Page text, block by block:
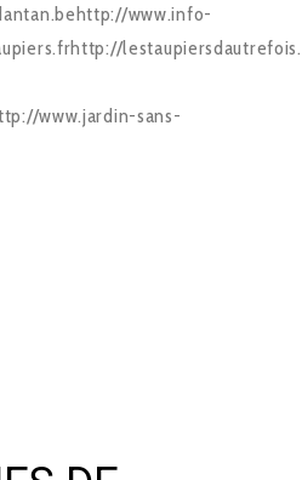
www.info-
www.jardin-sans-